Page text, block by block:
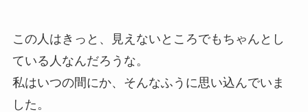
この人はきっと、見えないところでもちゃんとし
ている人なんだろうな。
私はいつの間にか、そんなふうに思い込んでいま
した。